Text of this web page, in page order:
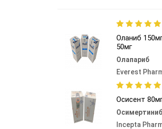
Оланиб
50мг
Олапариб
Everest
Осисент
Осимертиниб
Incepta